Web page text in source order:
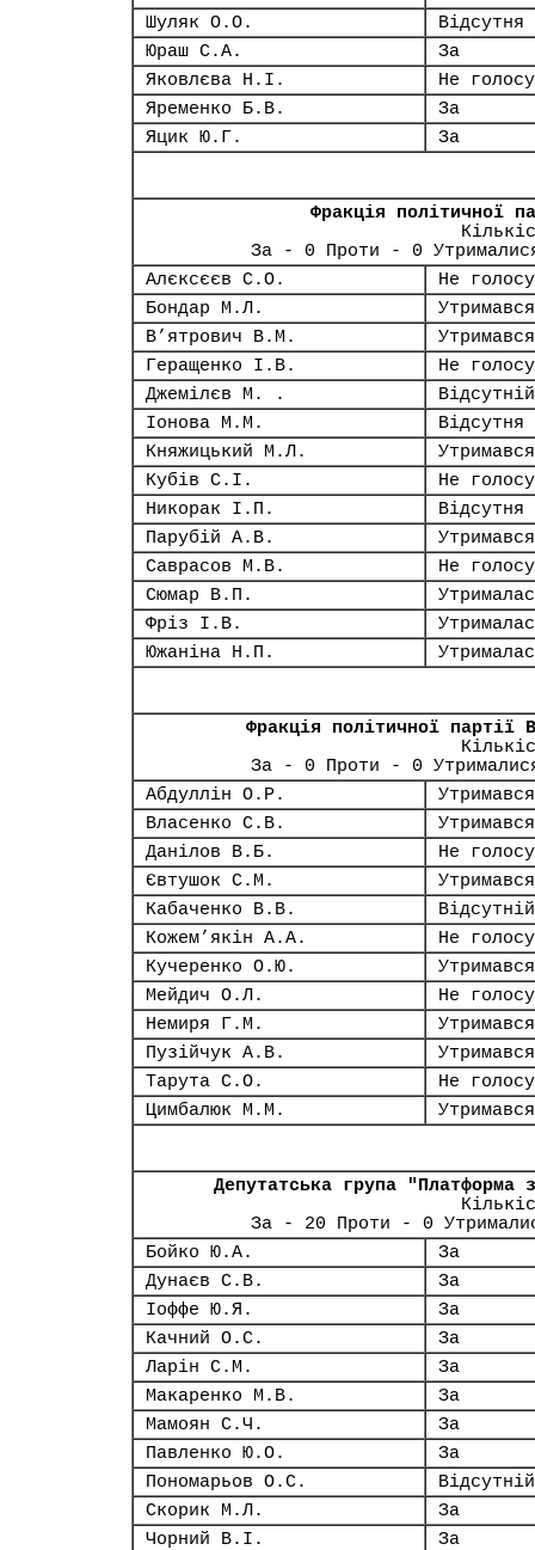
Шуляк О.О.
Відсутня
Юраш С.А.
За
Яковлєва Н.І.
Не
Яременко Б.В.
За
Яцик Ю.Г.
За
Фракція політичної
За - 0 Проти - 0
Алєксєєв С.О.
Не
Бондар М.Л.
Утримався
В’ятрович В.М.
Утримався
Геращенко І.В.
Не
Джемілєв М. .
Відсутній
Іонова М.М.
Відсутня
Княжицький М.Л.
Утримався
Кубів С.І.
Не
Никорак І.П.
Відсутня
Парубій А.В.
Утримався
Саврасов М.В.
Не
Сюмар В.П.
Фріз І.В.
Южаніна Н.П.
Фракція політичної партії
За - 0 Проти - 0
Абдуллін О.Р.
Утримався
Власенко С.В.
Утримався
Данілов В.Б.
Не
Євтушок С.М.
Утримався
Кабаченко В.В.
Відсутній
Кожем’якін А.А.
Не
Кучеренко О.Ю.
Утримався
Мейдич О.Л.
Не
Немиря Г.М.
Утримався
Пузійчук А.В.
Утримався
Тарута С.О.
Не
Цимбалюк М.М.
Утримався
Депутатська група
За - 20 Проти - 0
Бойко Ю.А.
За
Дунаєв С.В.
За
Іоффе Ю.Я.
За
Качний О.С.
За
Ларін С.М.
За
Макаренко М.В.
За
Мамоян С.Ч.
За
Павленко Ю.О.
За
Пономарьов О.С.
Відсутній
Скорик М.Л.
За
Чорний В.І.
За